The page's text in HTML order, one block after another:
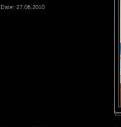
Date: 27.06.2010